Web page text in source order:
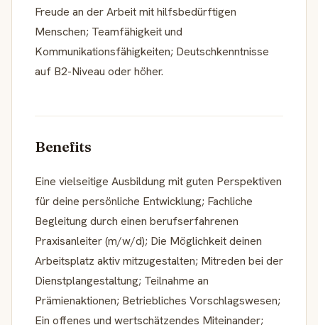
Freude an der Arbeit mit hilfsbedürftigen
Menschen; Teamfähigkeit und
Kommunikationsfähigkeiten; Deutschkenntnisse
auf B2-Niveau oder höher.
Benefits
Eine vielseitige Ausbildung mit guten Perspektiven
für deine persönliche Entwicklung; Fachliche
Begleitung durch einen berufserfahrenen
Praxisanleiter (m/w/d); Die Möglichkeit deinen
Arbeitsplatz aktiv mitzugestalten; Mitreden bei der
Dienstplangestaltung; Teilnahme an
Prämienaktionen; Betriebliches Vorschlagswesen;
Ein offenes und wertschätzendes Miteinander;